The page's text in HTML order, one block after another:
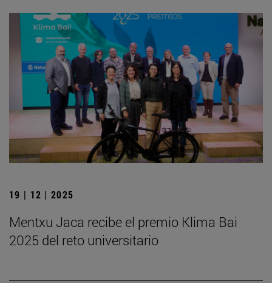
19 | 12 | 2025
Mentxu Jaca recibe el premio Klima Bai
2025 del reto universitario